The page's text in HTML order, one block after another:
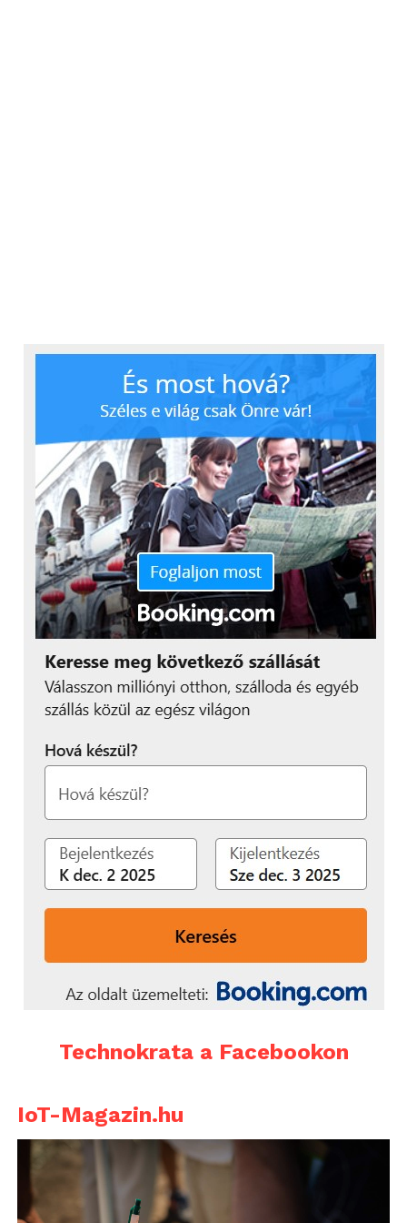
rendkívül kifinomult eljárással. A gumit ezután
előkészítik az új gumikeverékek részeként történő
újrafelhasználásra.
A Continental már régóta dolgozik azon, hogy az
erőforrások és a környezet kímélése érdekében az
elhasználódott gumiabroncsokat bevezesse a
körforgásos gazdaságba. A „Conti-Reclaim” néven
ismert anyagot a vállalat hannoveri, stöckeni
üzemében 2013 óta állítja elő a teherautó
gumiabroncsok újrafutózása részeként. A Continetal
ezt már évek óta használja abroncsgyártása során. Az
újrahasznosított gumi alkalmazási körének bővítése
és a tulajdonságok optimalizálása érdekében a
Continental nemcsak a „Conti-Reclaim”-et
alkalmazza, hanem más beszállítóktól származó
újrahasznosított gumit is.
Újrahasznosított műanyag
palackok a gumiabroncs
szövetvázában
„Az újrahasznosított
nyersanyagok nagy
az abroncsok
fenntarthatóbbá
tételében. Lehetőség
szerint újrahasznosított
hagyományos
nyersanyagokkal
megegyező minőség és
anyagtulajdonság
Technokrata a Facebookon
IoT-Magazin.hu